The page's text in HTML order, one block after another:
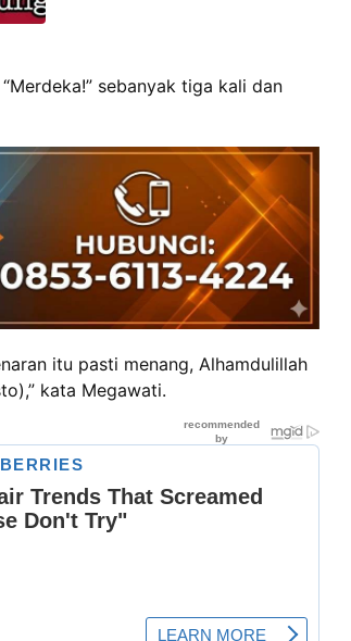
sebanyak tiga kali dan
itu pasti menang, Alhamdulillah
kata Megawati.